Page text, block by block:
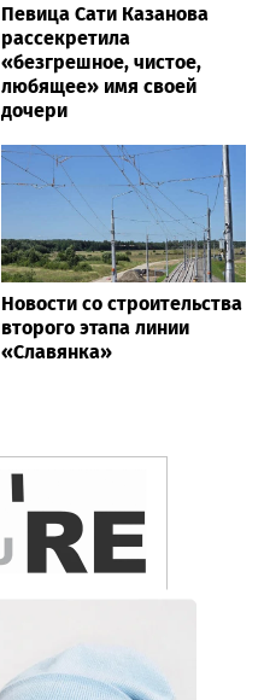
Певица Сати Казанова
рассекретила
«безгрешное, чистое,
любящее» имя своей
дочери
Новости со строительства
второго этапа линии
«Славянка»